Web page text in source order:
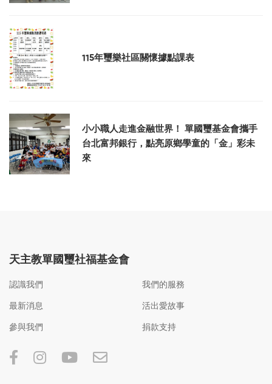
115年璽樂社區關懷據點課表
小小職人走進金融世界！ 單國璽基金會攜手
台北富邦銀行，點亮原鄉學童的「金」彩未
來
天主教單國璽社福基金會
認識我們 我們的服務
最新消息 活出愛故事
參與我們 捐款支持